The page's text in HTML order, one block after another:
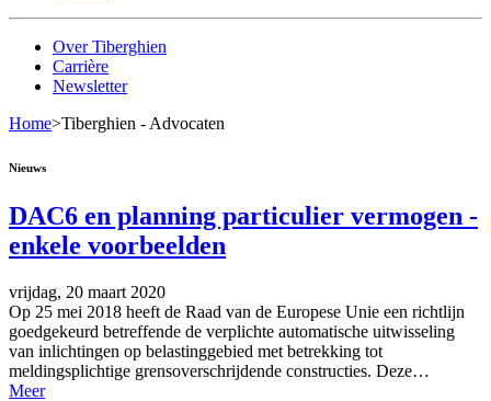
Over Tiberghien
Carrière
Newsletter
Home>Tiberghien - Advocaten
Nieuws
DAC6 en planning particulier vermogen -
enkele voorbeelden
vrijdag, 20 maart 2020
Op 25 mei 2018 heeft de Raad van de Europese Unie een richtlijn
goedgekeurd betreffende de verplichte automatische uitwisseling
van inlichtingen op belastinggebied met betrekking tot
meldingsplichtige grensoverschrijdende constructies. Deze…
Meer